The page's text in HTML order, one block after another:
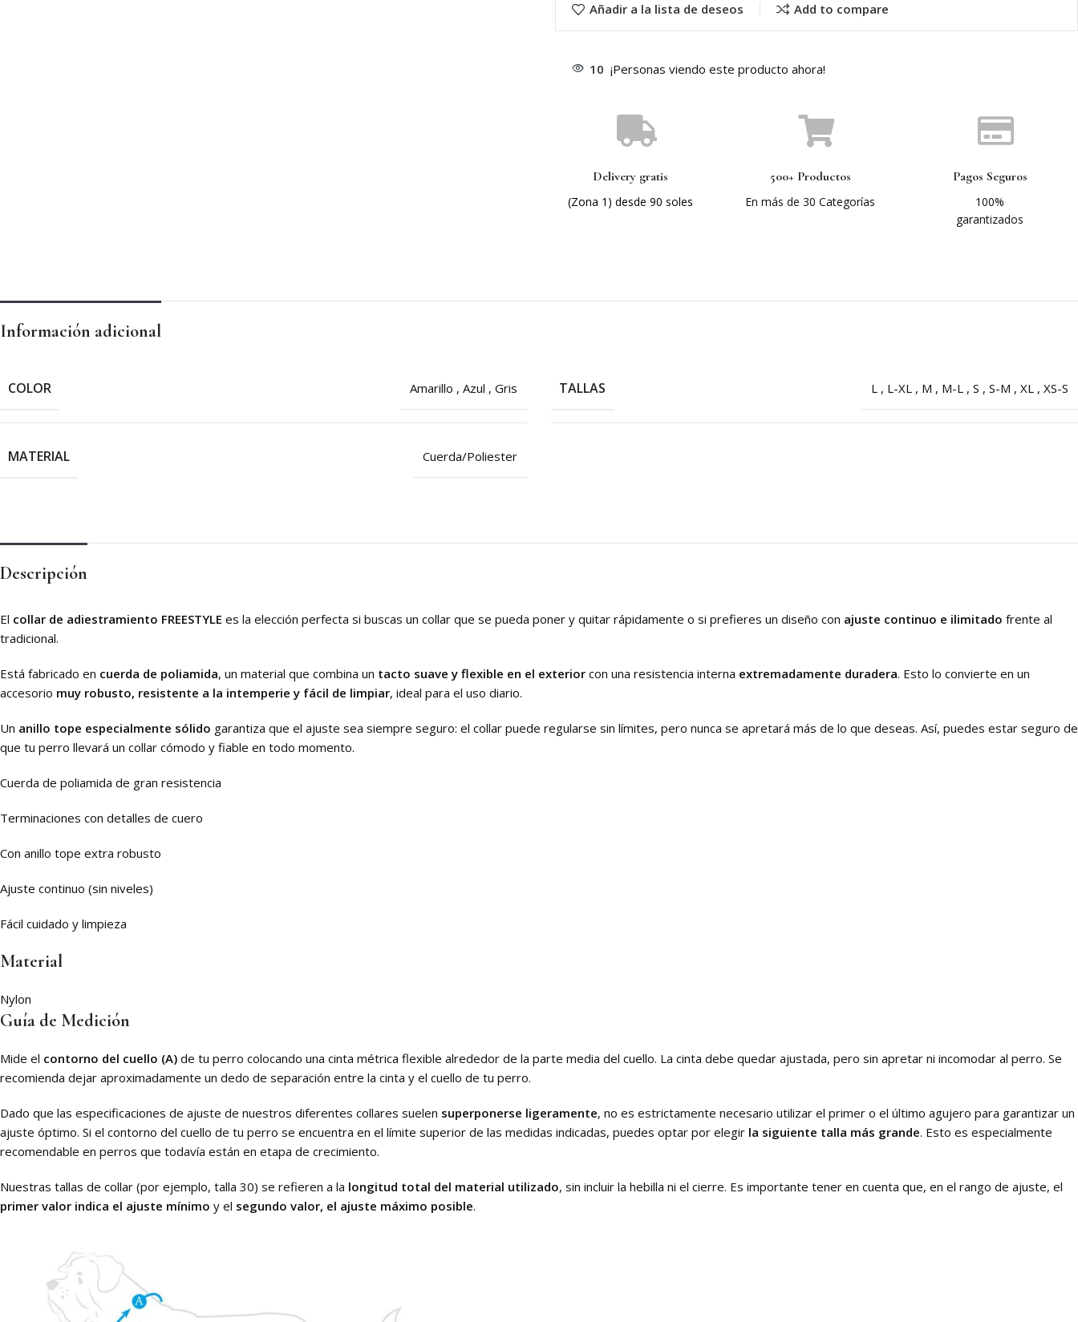
Añadir a la lista de deseos Add to compare
10 ¡Personas viendo este producto ahora!
Delivery gratis
(Zona 1) desde 90 soles
500+ Productos
En más de 30 Categorías
Pagos Seguros
100%
garantizados
Información adicional
COLOR Amarillo , Azul , Gris TALLAS L , L-XL , M , M-L , S , S-M , XL , XS-S
MATERIAL Cuerda/Poliester
Descripción
El collar de adiestramiento FREESTYLE es la elección perfecta si buscas un collar que se pueda poner y quitar rápidamente o si prefieres un diseño con ajuste continuo e ilimitado frente al
tradicional.
Está fabricado en cuerda de poliamida, un material que combina un tacto suave y flexible en el exterior con una resistencia interna extremadamente duradera. Esto lo convierte en un
accesorio muy robusto, resistente a la intemperie y fácil de limpiar, ideal para el uso diario.
Un anillo tope especialmente sólido garantiza que el ajuste sea siempre seguro: el collar puede regularse sin límites, pero nunca se apretará más de lo que deseas. Así, puedes estar seguro de
que tu perro llevará un collar cómodo y fiable en todo momento.
Cuerda de poliamida de gran resistencia
Terminaciones con detalles de cuero
Con anillo tope extra robusto
Ajuste continuo (sin niveles)
Fácil cuidado y limpieza
Material
Nylon
Guía de Medición
Mide el contorno del cuello (A) de tu perro colocando una cinta métrica flexible alrededor de la parte media del cuello. La cinta debe quedar ajustada, pero sin apretar ni incomodar al perro. Se
recomienda dejar aproximadamente un dedo de separación entre la cinta y el cuello de tu perro.
Dado que las especificaciones de ajuste de nuestros diferentes collares suelen superponerse ligeramente, no es estrictamente necesario utilizar el primer o el último agujero para garantizar un
ajuste óptimo. Si el contorno del cuello de tu perro se encuentra en el límite superior de las medidas indicadas, puedes optar por elegir la siguiente talla más grande. Esto es especialmente
recomendable en perros que todavía están en etapa de crecimiento.
Nuestras tallas de collar (por ejemplo, talla 30) se refieren a la longitud total del material utilizado, sin incluir la hebilla ni el cierre. Es importante tener en cuenta que, en el rango de ajuste, el
primer valor indica el ajuste mínimo y el segundo valor, el ajuste máximo posible.